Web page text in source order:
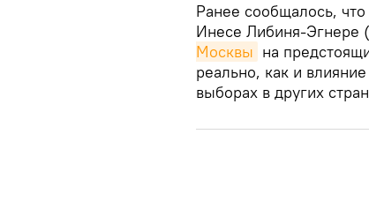
Ранее сообщалось,
Инесе Либиня-Эгнере
Москвы на
реально, как и
выборах в других